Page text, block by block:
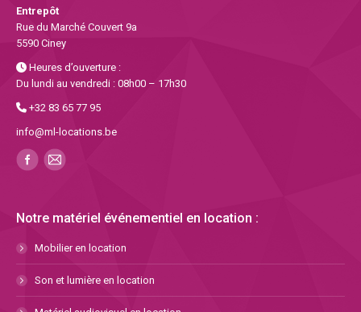
Entrepôt
Rue du Marché Couvert 9a
5590 Ciney
Heures d’ouverture :
Du lundi au vendredi : 08h00 – 17h30
+32 83 65 77 95
info@ml-locations.be
Notre matériel événementiel en location :
Mobilier en location
Son et lumière en location